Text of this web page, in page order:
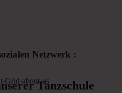
Netzwerk :
Tanzschule